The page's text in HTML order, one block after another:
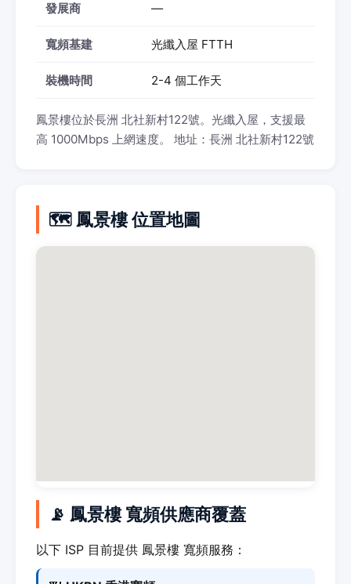
發展商 —
寬頻基建 光纖入屋 FTTH
裝機時間 2-4 個工作天
鳳景樓位於長洲 北社新村122號。光纖入屋，支援最
高 1000Mbps 上網速度。 地址：長洲 北社新村122號
🗺️ 鳳景樓 位置地圖
📡 鳳景樓 寬頻供應商覆蓋
以下 ISP 目前提供 鳳景樓 寬頻服務：